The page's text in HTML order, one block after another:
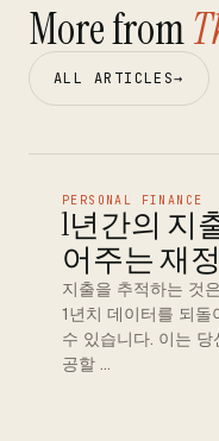
More from
ALL ARTICLES→
PERSONAL FINANCE
1년간의 지
어주는 재
지출을 추적하는 것
1년치 데이터를 되
수 있습니다. 이는
공할 …